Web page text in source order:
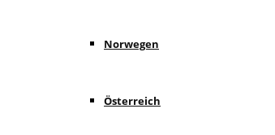
Norwegen
Österreich